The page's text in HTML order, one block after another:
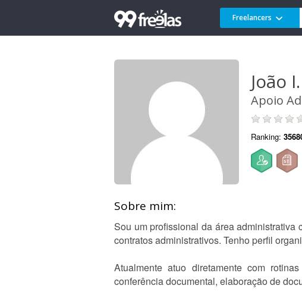
Freelancers
João I.
Apoio
Ranking:
Sobre mim:
Sou um profissional da área administrativa
contratos administrativos. Tenho perfil
Atualmente atuo diretamente com
conferência documental, elaboração de